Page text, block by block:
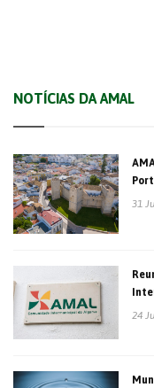
NOTÍCIAS DA AMAL
31
24